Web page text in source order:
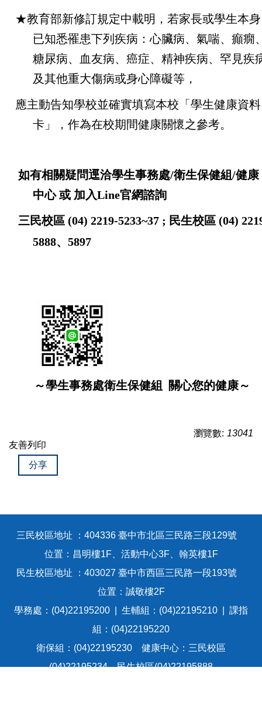
★教育部新修訂規定中載明，若家長或學生本身
已知悉罹患下列疾病：心臟病、氣喘、癲癇
糖尿病、血友病、癌症、精神疾病、罕見疾
及其他重大傷病或身心障礙等，
應主動告知學校並確實填寫本校「學生健康資料
卡」，作為在校期間健康關懷之參考。
如有相關疑問逕洽學生事務處/衛生保健組/健康
中心 或 加入Line官網諮詢
三民校區 (04) 2219-5233~37 ; 民生校區 (04)
5888、5897
～學生事務處衛生保健組 關心您的健康～
瀏覽數: 13041
友善列印
分享
三民校區地址 ：404336 臺中市北區三民路三段129號
位置：昌明樓1F、活動中心3F、翰英樓1F
民生校區地址 ：403027 臺中市西區三民路一段193號
位置：誠敬樓2F
學務處：(04)22195200 | 生輔組：(04)22195210 | 課指
組：(04)22195220
衛保組：(04)22195230 健康中心：三民校區
(04)22195234、民生校區(04)22195888